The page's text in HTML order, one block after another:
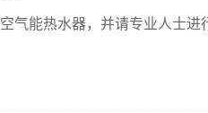
能热水器，并请专业人士进